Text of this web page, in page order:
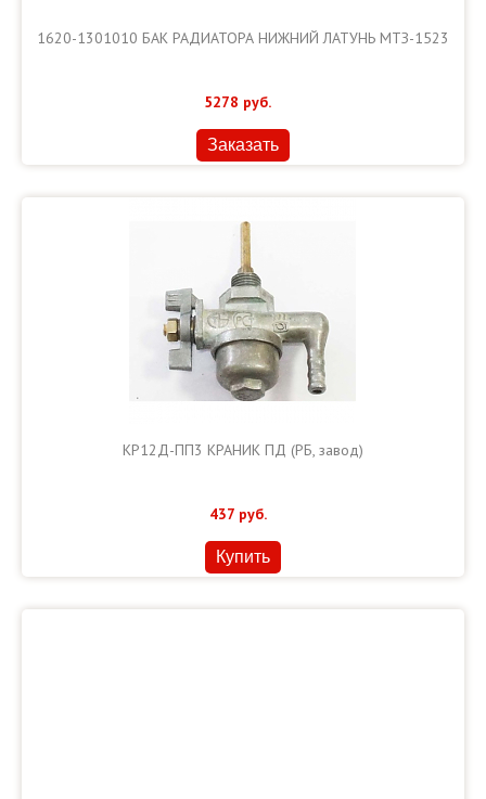
1620-1301010 БАК РАДИАТОРА НИЖНИЙ ЛАТУНЬ МТЗ-1523
5278 руб.
Заказать
КР12Д-ПП3 КРАНИК ПД (РБ, завод)
437 руб.
Купить